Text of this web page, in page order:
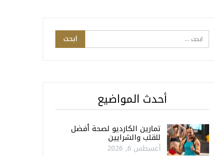
أحدث المواضيع
تمارين الكارديو لصحة أفضل
للقلب والشرايين
أغسطس 6, 2026